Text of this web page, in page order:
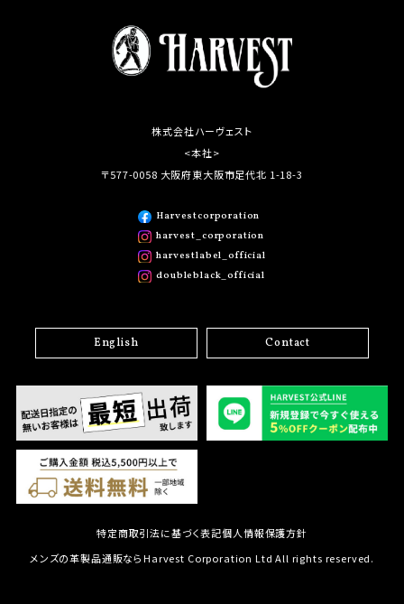
株式会社ハーヴェスト
<本社>
〒577-0058 大阪府東大阪市足代北 1-18-3
Harvestcorporation
harvest_corporation
harvestlabel_official
doubleblack_official
English Contact
特定商取引法に基づく表記個人情報保護方針
メンズの革製品通販ならHarvest Corporation Ltd All rights reserved.